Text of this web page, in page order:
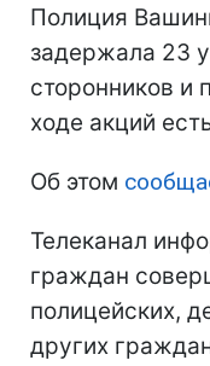
Полиция
задержала 23
сторонников и
ходе акций
Об этом
Телеканал
граждан
полицейских,
других